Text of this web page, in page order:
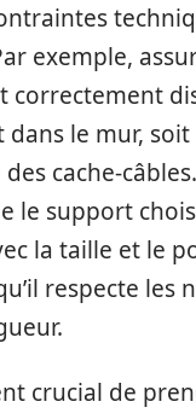
exemple,
correctement
dans le mur,
cache-
le support
la taille et le
respecte les
crucial de